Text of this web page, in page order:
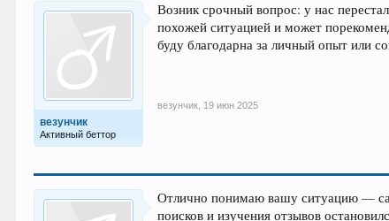
везунчик
Активный беттор
Возник срочный вопрос: у нас
похожей ситуацией и может
буду благодарна за личный опыт или
везунчик 19 июн 2025
Отлично понимаю вашу ситуацию —
поисков и изучения отзывов